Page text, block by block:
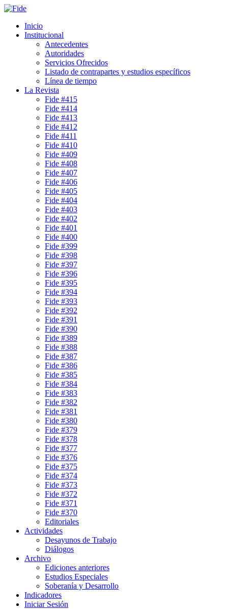
Inicio
Institucional
Antecedentes
Autoridades
Servicios Ofrecidos
Listado de contrapartes y estudios específicos
Línea de tiempo
La Revista
Fide #415
Fide #414
Fide #413
Fide #412
Fide #411
Fide #410
Fide #409
Fide #408
Fide #407
Fide #406
Fide #405
Fide #404
Fide #403
Fide #402
Fide #401
Fide #400
Fide #399
Fide #398
Fide #397
Fide #396
Fide #395
Fide #394
Fide #393
Fide #392
Fide #391
Fide #390
Fide #389
Fide #388
Fide #387
Fide #386
Fide #385
Fide #384
Fide #383
Fide #382
Fide #381
Fide #380
Fide #379
Fide #378
Fide #377
Fide #376
Fide #375
Fide #374
Fide #373
Fide #372
Fide #371
Fide #370
Editoriales
Actividades
Desayunos de Trabajo
Diálogos
Archivo
Ediciones anteriores
Estudios Especiales
Soberanía y Desarrollo
Indicadores
Iniciar Sesión